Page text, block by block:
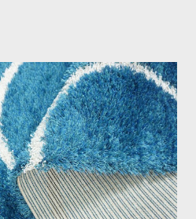
hợp với bộ bàn ăn gỗ và ghế
phòng khách tông màu trung
tạo cảm giác ấm cúng và quây
Thảm tròn bàn ăn màu xám lông
Gòn Mẫu thảm tròn đường
bộ bàn ăn cho 4 người một cách
và hiện đại. 2. Thảm Chữ Nhật